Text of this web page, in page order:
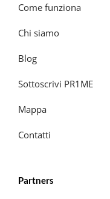
Come funziona
Chi siamo
Blog
Sottoscrivi PR1ME
Mappa
Contatti
Partners